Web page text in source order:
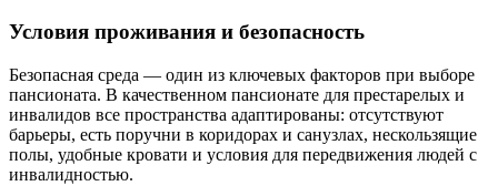
Условия проживания и безопасность
Безопасная среда — один из ключевых факторов при выборе
пансионата. В качественном пансионате для престарелых и
инвалидов все пространства адаптированы: отсутствуют
барьеры, есть поручни в коридорах и санузлах, нескользящие
полы, удобные кровати и условия для передвижения людей с
инвалидностью.